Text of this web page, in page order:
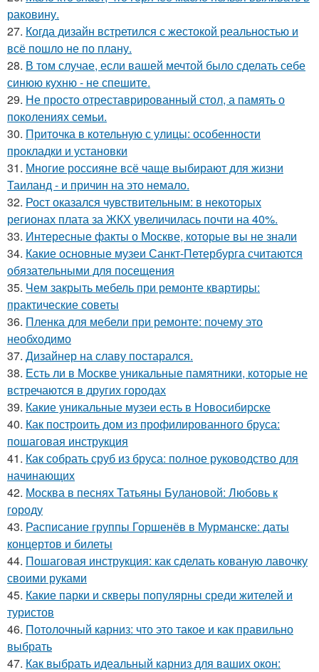
раковину.
27. Когда дизайн встретился с жестокой реальностью и
всё пошло не по плану.
28. В том случае, если вашей мечтой было сделать себе
синюю кухню - не спешите.
29. Не просто отреставрированный стол, а память о
поколениях семьи.
30. Приточка в котельную с улицы: особенности
прокладки и установки
31. Многие россияне всё чаще выбирают для жизни
Таиланд - и причин на это немало.
32. Рост оказался чувствительным: в некоторых
регионах плата за ЖКХ увеличилась почти на 40%.
33. Интересные факты о Москве, которые вы не знали
34. Какие основные музеи Санкт-Петербурга считаются
обязательными для посещения
35. Чем закрыть мебель при ремонте квартиры:
практические советы
36. Пленка для мебели при ремонте: почему это
необходимо
37. Дизайнер на славу постарался.
38. Есть ли в Москве уникальные памятники, которые не
встречаются в других городах
39. Какие уникальные музеи есть в Новосибирске
40. Как построить дом из профилированного бруса:
пошаговая инструкция
41. Как собрать сруб из бруса: полное руководство для
начинающих
42. Москва в песнях Татьяны Булановой: Любовь к
городу
43. Расписание группы Горшенёв в Мурманске: даты
концертов и билеты
44. Пошаговая инструкция: как сделать кованую лавочку
своими руками
45. Какие парки и скверы популярны среди жителей и
туристов
46. Потолочный карниз: что это такое и как правильно
выбрать
47. Как выбрать идеальный карниз для ваших окон: